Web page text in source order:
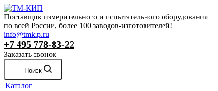
Поставщик измерительного и испытательного оборудования
по всей России, более 100 заводов-изготовителей!
info@tmkip.ru
+7 495 778-83-22
Заказать звонок
Поиск
Каталог